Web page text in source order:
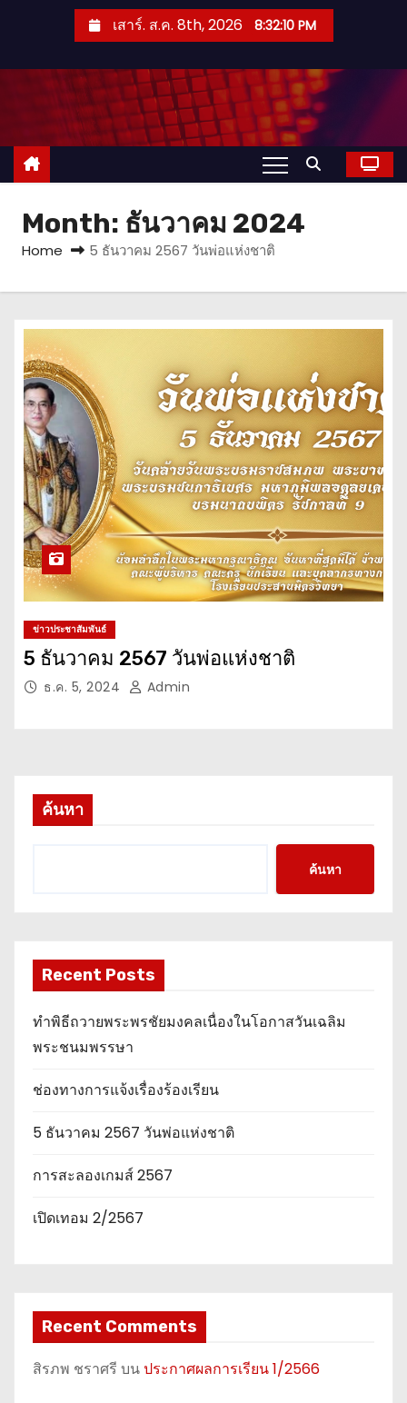
o
n
เสาร์. ส.ค. 8th, 2026 8:32:10 PM
Month: ธันวาคม 2024
Home 5 ธันวาคม 2567 วันพ่อแห่งชาติ
ข่าวประชาสัมพันธ์
5 ธันวาคม 2567 วันพ่อแห่งชาติ
ธ.ค. 5, 2024 Admin
ค้นหา
ค้นหา
Recent Posts
ทำพิธีถวายพระพรชัยมงคลเนื่องในโอกาสวันเฉลิม
พระชนมพรรษา
ช่องทางการแจ้งเรื่องร้องเรียน
5 ธันวาคม 2567 วันพ่อแห่งชาติ
การสะลองเกมส์ 2567
เปิดเทอม 2/2567
Recent Comments
สิรภพ ชราศรี บนประกาศผลการเรียน 1/2566